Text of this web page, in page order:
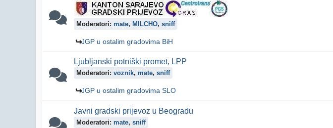
Moderatori: mate, MILCHO, sniff
JGP u ostalim gradovima BiH
Ljubljanski potniški promet, LPP
Moderatori: voznik, mate, sniff
JGP u ostalim gradovima SLO
Javni gradski prijevoz u Beogradu
Moderatori: mate, sniff